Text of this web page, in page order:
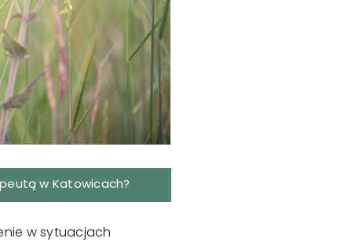
w Katowicach?
w sytuacjach